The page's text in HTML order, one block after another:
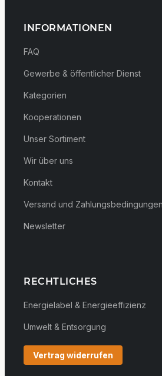
INFORMATIONEN
FAQ
Gewerbe & öffentlicher Dienst
Kategorien
Kooperationen
Unser Sortiment
Wir über uns
Kontakt
Versand und Zahlungsbedingungen
Newsletter
RECHTLICHES
Energielabel & Energieeffizienz
Umwelt & Entsorgung
Vertrag widerrufen